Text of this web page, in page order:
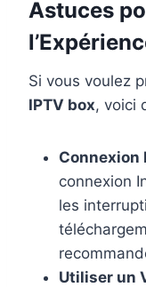
Astuces
Si vous voulez
IPTV box, voici
Connexion
connexion
les
Utiliser un